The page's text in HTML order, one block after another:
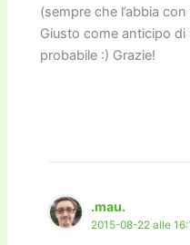
(sempre che l’abbia
Giusto come anticipo
probabile :) Grazie!
.mau.
2015-08-22 alle